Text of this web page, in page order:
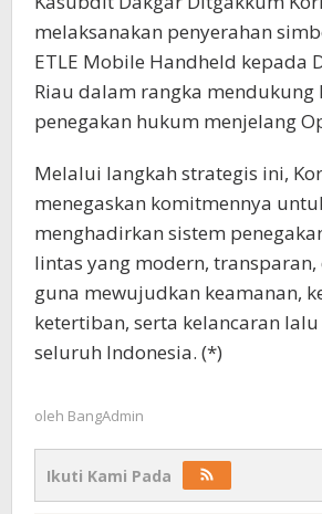
melaksanakan penyerahan
ETLE Mobile Handheld kepada
Riau dalam rangka mendukung
penegakan hukum menjelang
Melalui langkah strategis ini,
menegaskan komitmennya
menghadirkan sistem
lintas yang modern,
guna mewujudkan keamanan,
ketertiban, serta kelancaran
seluruh Indonesia. (*)
oleh BangAdmin
Ikuti Kami Pada